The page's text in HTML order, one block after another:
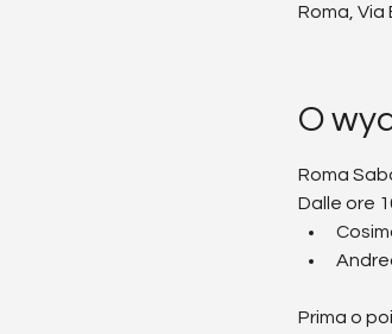
Roma, Via
O
Roma
Dalle ore
Prima o